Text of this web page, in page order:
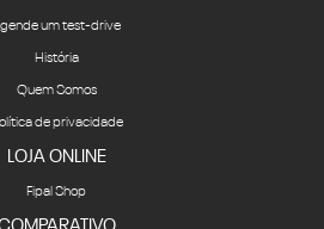
um test-drive
História
Quem Somos
de privacidade
LOJA ONLINE
Fipal Shop